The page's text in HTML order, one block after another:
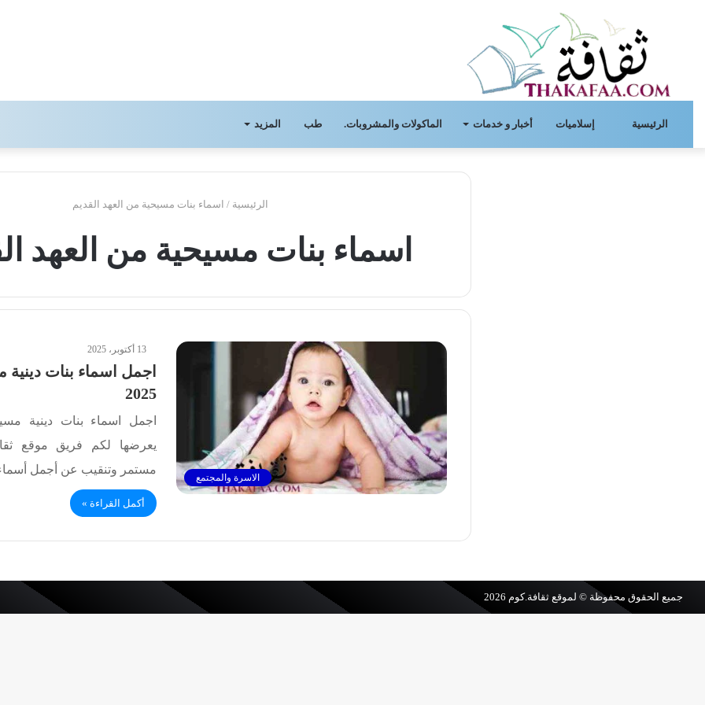
الرئيسية إسلاميات أخبار و خدمات الماكولات والمشروبات. طب المزيد
الرئيسية / اسماء بنات مسيحية من العهد القديم
اسماء بنات مسيحية من العهد
الاسرة والمجتمع
13 أكتوبر، 2025
اجمل اسماء بنات
2025
اجمل اسماء بنات دينية
يعرضها لكم فريق موقع
مستمر وتنقيب عن أجمل
أكمل القراءة »
جميع الحقوق محفوظة © لموقعثقافة.كوم